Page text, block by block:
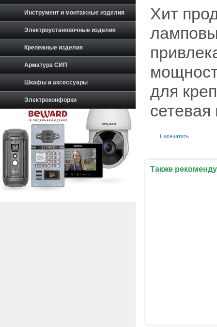
Хит
для
сетевая
Напечатать
Также
Инструмент и монтажные изделия
Электроустановочные изделия
Крепежные изделия
Арматура СИП
Шкафы и аксессуары
Электроконфорки